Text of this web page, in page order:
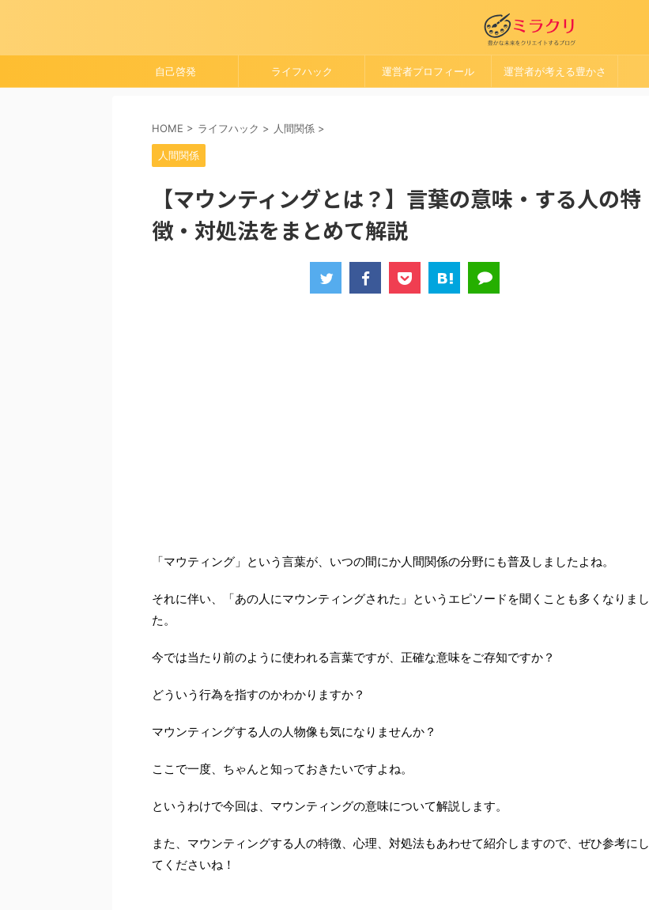
自己啓発 ライフハック 運営者プロフィール 運営者が考える豊かさ
HOME > ライフハック > 人間関係 >
人間関係
【マウンティングとは？】言葉の意味・する人の特
徴・対処法をまとめて解説
「マウティング」という言葉が、いつの間にか人間関係の分野にも普及しましたよね。
それに伴い、「あの人にマウンティングされた」というエピソードを聞くことも多くなりまし
た。
今では当たり前のように使われる言葉ですが、正確な意味をご存知ですか？
どういう行為を指すのかわかりますか？
マウンティングする人の人物像も気になりませんか？
ここで一度、ちゃんと知っておきたいですよね。
というわけで今回は、マウンティングの意味について解説します。
また、マウンティングする人の特徴、心理、対処法もあわせて紹介しますので、ぜひ参考にし
てくださいね！